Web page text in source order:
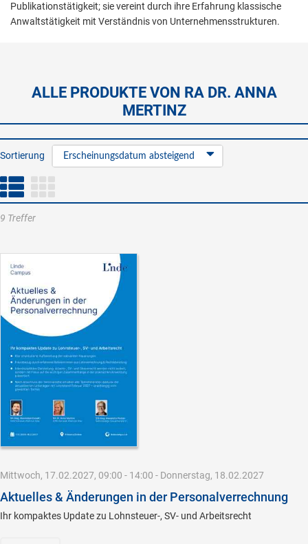
Publikationstätigkeit; sie vereint durch ihre Erfahrung klassische
Anwaltstätigkeit mit Verständnis von Unternehmensstrukturen.
ALLE PRODUKTE VON RA DR. ANNA
MERTINZ
Sortierung Erscheinungsdatum absteigend
9 Treffer
Mittwoch, 17.02.2027, 09:00 - 14:00 - Donnerstag, 18.02.2027
Aktuelles & Änderungen in der Personalverrechnung
Ihr kompaktes Update zu Lohnsteuer-, SV- und Arbeitsrecht